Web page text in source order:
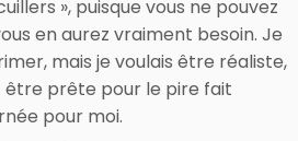
», puisque vous ne pouvez
en aurez vraiment besoin. Je
mais je voulais être réaliste,
prête pour le pire fait
pour moi.